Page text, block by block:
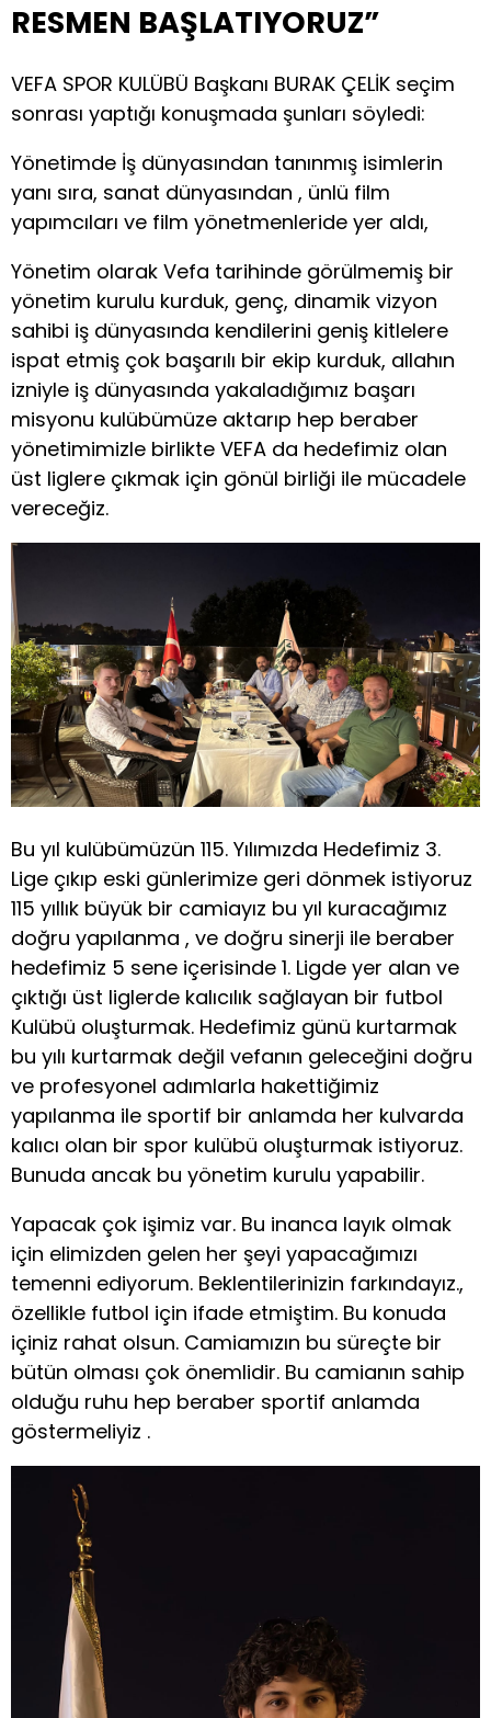
RESMEN BAŞLATIYORUZ”
VEFA SPOR KULÜBÜ Başkanı BURAK ÇELİK seçim
sonrası yaptığı konuşmada şunları söyledi:
Yönetimde İş dünyasından tanınmış isimlerin
yanı sıra, sanat dünyasından , ünlü film
yapımcıları ve film yönetmenleride yer aldı,
Yönetim olarak Vefa tarihinde görülmemiş bir
yönetim kurulu kurduk, genç, dinamik vizyon
sahibi iş dünyasında kendilerini geniş kitlelere
ispat etmiş çok başarılı bir ekip kurduk, allahın
izniyle iş dünyasında yakaladığımız başarı
misyonu kulübümüze aktarıp hep beraber
yönetimimizle birlikte VEFA da hedefimiz olan
üst liglere çıkmak için gönül birliği ile mücadele
vereceğiz.
Bu yıl kulübümüzün 115. Yılımızda Hedefimiz 3.
Lige çıkıp eski günlerimize geri dönmek istiyoruz
115 yıllık büyük bir camiayız bu yıl kuracağımız
doğru yapılanma , ve doğru sinerji ile beraber
hedefimiz 5 sene içerisinde 1. Ligde yer alan ve
çıktığı üst liglerde kalıcılık sağlayan bir futbol
Kulübü oluşturmak. Hedefimiz günü kurtarmak
bu yılı kurtarmak değil vefanın geleceğini doğru
ve profesyonel adımlarla hakettiğimiz
yapılanma ile sportif bir anlamda her kulvarda
kalıcı olan bir spor kulübü oluşturmak istiyoruz.
Bunuda ancak bu yönetim kurulu yapabilir.
Yapacak çok işimiz var. Bu inanca layık olmak
için elimizden gelen her şeyi yapacağımızı
temenni ediyorum. Beklentilerinizin farkındayız.,
özellikle futbol için ifade etmiştim. Bu konuda
içiniz rahat olsun. Camiamızın bu süreçte bir
bütün olması çok önemlidir. Bu camianın sahip
olduğu ruhu hep beraber sportif anlamda
göstermeliyiz .